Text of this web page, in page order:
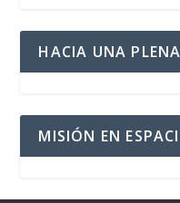
HACIA UNA
MISIÓN EN